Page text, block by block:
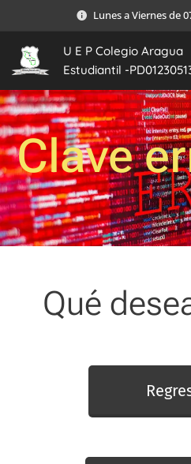
Lunes a Viernes de
U E P Colegio Aragua
Estudiantil -
Clave
Qué